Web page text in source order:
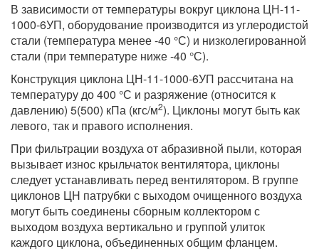
В зависимости от температуры вокруг циклона ЦН-11-
1000-6УП, оборудование производится из углеродистой
стали (температура менее -40 °С) и низколегированной
стали (при температуре ниже -40 °С).
Конструкция циклона ЦН-11-1000-6УП рассчитана на
температуру до 400 °С и разряжение (относится к
давлению) 5(500) кПа (кгс/м2). Циклоны могут быть как
левого, так и правого исполнения.
При фильтрации воздуха от абразивной пыли, которая
вызывает износ крыльчаток вентилятора, циклоны
следует устанавливать перед вентилятором. В группе
циклонов ЦН патрубки с выходом очищенного воздуха
могут быть соединены сборным коллектором с
выходом воздуха вертикально и группой улиток
каждого циклона, объединенных общим фланцем.